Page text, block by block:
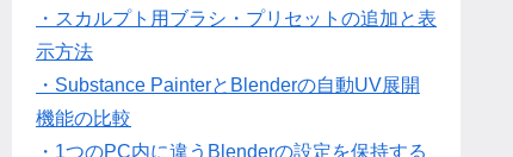
・スカルプト用ブラシ・プリセットの追加と表
示方法
・Substance PainterとBlenderの自動UV展開
機能の比較
・1つのPC内に違うBlenderの設定を保持する